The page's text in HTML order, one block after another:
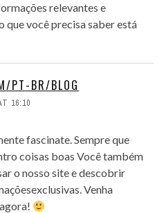
relevantes e
que você precisa saber está
PT-BR/BLOG
16:10
fascinate. Sempre que
coisas boas Você também
o nosso site e descobrir
Venha